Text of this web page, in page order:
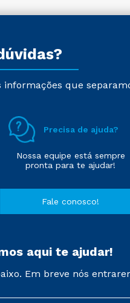
que
Precisa de ajuda?
Nossa equipe está sempre
pronta para te ajudar!
Fale conosco!
aqui te ajudar!
Em breve nós